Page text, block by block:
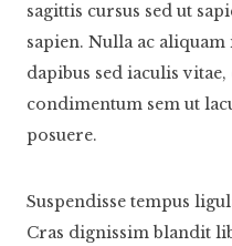
sagittis cursus sed ut
sapien. Nulla ac
dapibus sed iaculis
condimentum sem ut
posuere.
Suspendisse tempus
Cras dignissim blandit